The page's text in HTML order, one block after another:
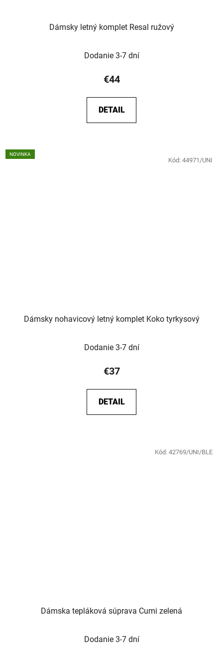
Dámsky letný komplet Resal ružový
Dodanie 3-7 dní
€44
DETAIL
NOVINKA
Dámsky nohavicový letný komplet Koko tyrkysový
Dodanie 3-7 dní
€37
DETAIL
Kód: 44971/UNI
Dámska tepláková súprava Cumi zelená
Dodanie 3-7 dní
Kód: 42769/UNI/BLE